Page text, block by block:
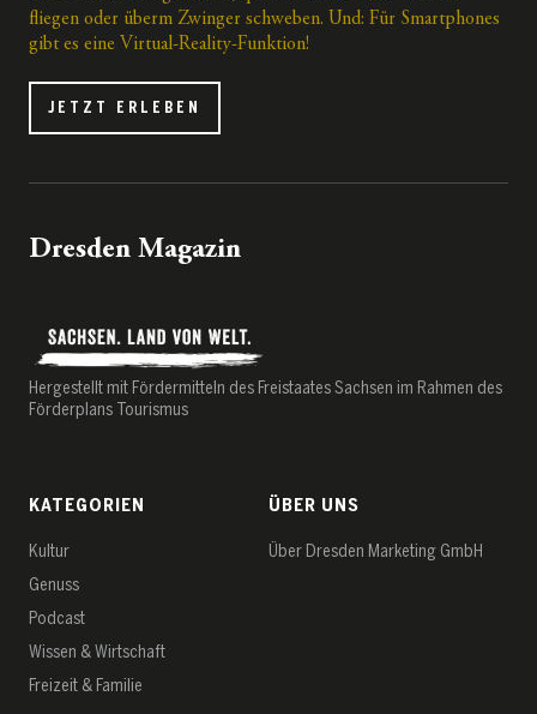
fliegen oder überm Zwinger schweben. Und: Für Smartphones
gibt es eine Virtual-Reality-Funktion!
JETZT ERLEBEN
Dresden Magazin
Hergestellt mit Fördermitteln des Freistaates Sachsen im Rahmen des
Förderplans Tourismus
KATEGORIEN
Kultur
Genuss
Podcast
Wissen & Wirtschaft
Freizeit & Familie
ÜBER UNS
Über Dresden Marketing GmbH